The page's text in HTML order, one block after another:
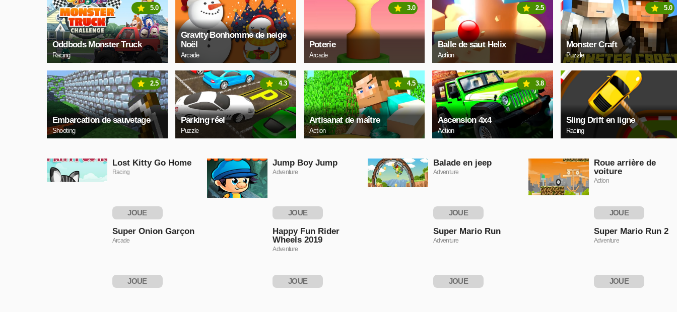
Oddbods Monster Truck
Racing
5.0
Gravity Bonhomme de neige
Noël
Arcade
Poterie
Arcade
3.0
Balle de saut Helix
Action
2.5
Monster Craft
Puzzle
5.0
Embarcation de sauvetage
Shooting
2.5
Parking réel
Puzzle
4.3
Artisanat de maître
Action
4.5
Ascension 4x4
Action
3.8
Sling Drift en ligne
Racing
Lost Kitty Go Home
Racing
JOUE
Jump Boy Jump
Adventure
JOUE
Balade en jeep
Adventure
JOUE
Roue arrière de
voiture
Action
JOUE
Super Onion Garçon
Arcade
JOUE
Happy Fun Rider
Wheels 2019
Adventure
JOUE
Super Mario Run
Adventure
JOUE
Super Mario Run 2
Adventure
JOUE